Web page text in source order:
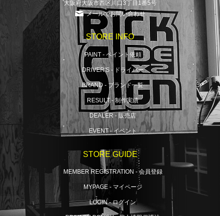
大阪府大阪市西区川口3丁目1番5号
メールでお問い合わせ
STORE INFO
PAINT - ペイント依頼
DRIVER'S - ドライバー
BRAND - ブランド一覧
RESULT - 制作実績
DEALER - 販売店
EVENT - イベント
STORE GUIDE
MEMBER REGISTRATION - 会員登録
MYPAGE - マイページ
LOGIN - ログイン